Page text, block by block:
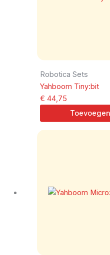
Robotica Sets
Yahboom Tiny:bit
€ 44,75